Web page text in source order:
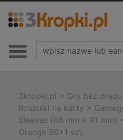
3kropki.pl > Gry bez prądu
Koszulki na karty >
Sleeves (66 mm x 91 mm)
Orange 50+1 szt.